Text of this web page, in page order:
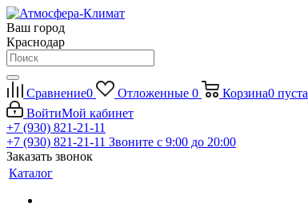
Ваш город
Краснодар
Сравнение0 Отложенные 0 Корзина0 пуста
ВойтиМой кабинет
+7 (930) 821-21-11
+7 (930) 821-21-11 Звоните с 9:00 до 20:00
Заказать звонок
Каталог